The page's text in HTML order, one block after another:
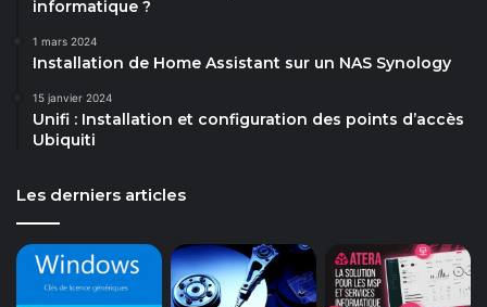
informatique ?
1 mars 2024
Installation de Home Assistant sur un NAS Synology
15 janvier 2024
Unifi : Installation et configuration des points d’accès
Ubiquiti
Les derniers articles